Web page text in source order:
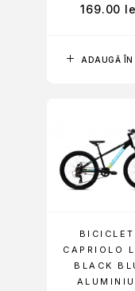
ADAUGĂ ÎN
169.00
CAPRIOLO
BLACK